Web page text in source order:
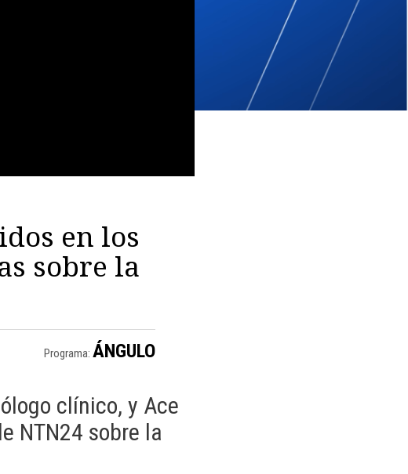
en los
sobre la
Programa: ÁNGULO
clínico, y Ace
NTN24 sobre la